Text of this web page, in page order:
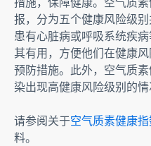
报，分为五个健康风险级
患有心脏病或呼吸系统疾
其有用，方便他们在健康
预防措施。此外，空气质
染出现高健康风险级别的情
请参阅关于空气质素健康
料。